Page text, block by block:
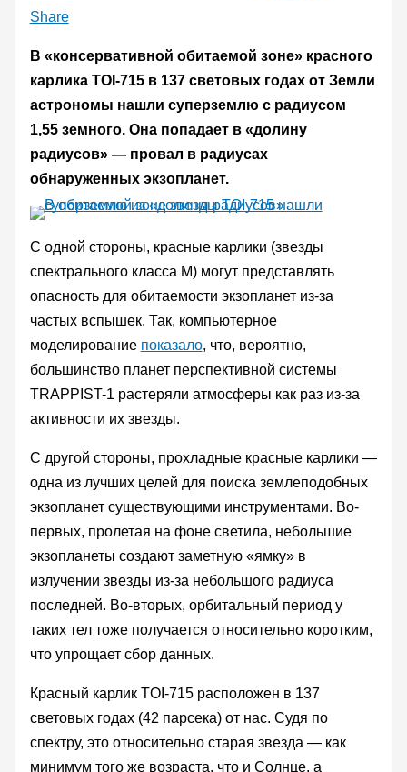
Share
В «консервативной обитаемой зоне» красного
карлика TOI-715 в 137 световых годах от Земли
астрономы нашли суперземлю с радиусом
1,55 земного. Она попадает в «долину
радиусов» — провал в радиусах
обнаруженных экзопланет.
С одной стороны, красные карлики (звезды
спектрального класса M) могут представлять
опасность для обитаемости экзопланет из-за
частых вспышек. Так, компьютерное
моделирование показало, что, вероятно,
большинство планет перспективной системы
TRAPPIST-1 растеряли атмосферы как раз из-за
активности их звезды.
С другой стороны, прохладные красные карлики —
одна из лучших целей для поиска землеподобных
экзопланет существующими инструментами. Во-
первых, пролетая на фоне светила, небольшие
экзопланеты создают заметную «ямку» в
излучении звезды из-за небольшого радиуса
последней. Во-вторых, орбитальный период у
таких тел тоже получается относительно коротким,
что упрощает сбор данных.
Красный карлик TOI-715 расположен в 137
световых годах (42 парсека) от нас. Судя по
спектру, это относительно старая звезда — как
минимум того же возраста, что и Солнце, а